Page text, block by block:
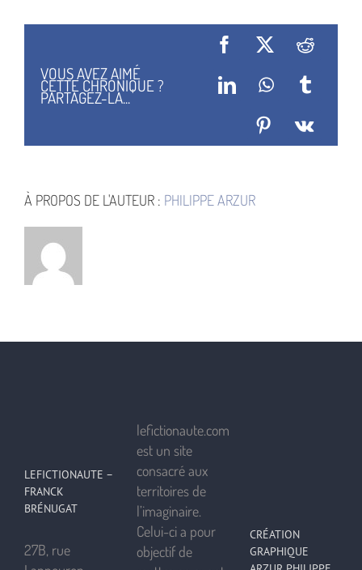
VOUS AVEZ AIMÉ
CETTE CHRONIQUE ?
PARTAGEZ-LA...
Facebook
X Reddit
LinkedInWhatsApp
Tumblr
Pinterest
Vk
À PROPOS DE L'AUTEUR : PHILIPPE ARZUR
LEFICTIONAUTE –
FRANCK
BRÉNUGAT
27B, rue
lefictionaute.com
est un site
consacré aux
territoires de
l’imaginaire.
Celui-ci a pour
objectif de
CRÉATION
GRAPHIQUE